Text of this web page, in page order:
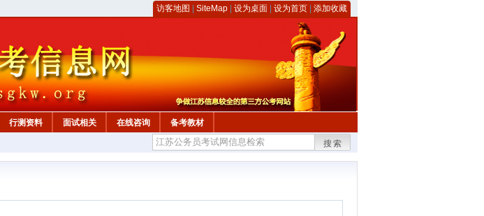
访客地图 SiteMap 设为桌面 设为首页 添加收藏
行测资料 面试相关 在线咨询
备考教材
搜索